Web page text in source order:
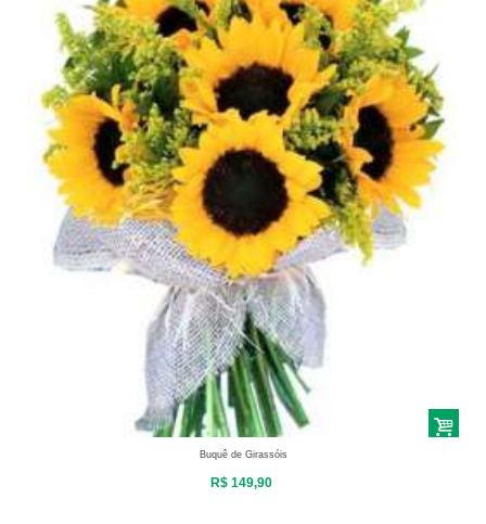
Buquê de Girassóis
R$ 149,90